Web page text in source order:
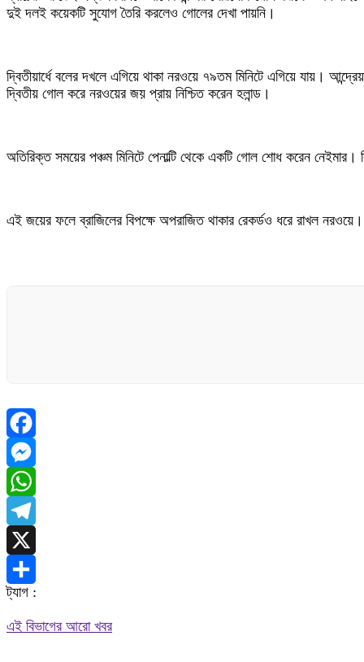
দুই দলই কয়েকটি সুযোগ তৈরি করলেও গোলের দেখা পায়নি।
দ্বিতীয়ার্ধে বলের দখলে এগিয়ে থাকা নরওয়ে ৭৯তম মিনিটে এগিয়ে যায়।
দ্বিতীয় গোল করে নরওয়ের জয় প্রায় নিশ্চিত করেন হলান্ড।
অতিরিক্ত সময়ের পঞ্চম মিনিটে পেনাল্টি থেকে একটি গোল শোধ করেন
এই জয়ের ফলে ব্রাজিলের বিপক্ষে অপরাজিত থাকার রেকর্ডও ধরে রাখল
Facebook
Messenger
WhatsApp
Telegram
X
Share
ট্যাগ :
এই বিভাগের আরো খবর